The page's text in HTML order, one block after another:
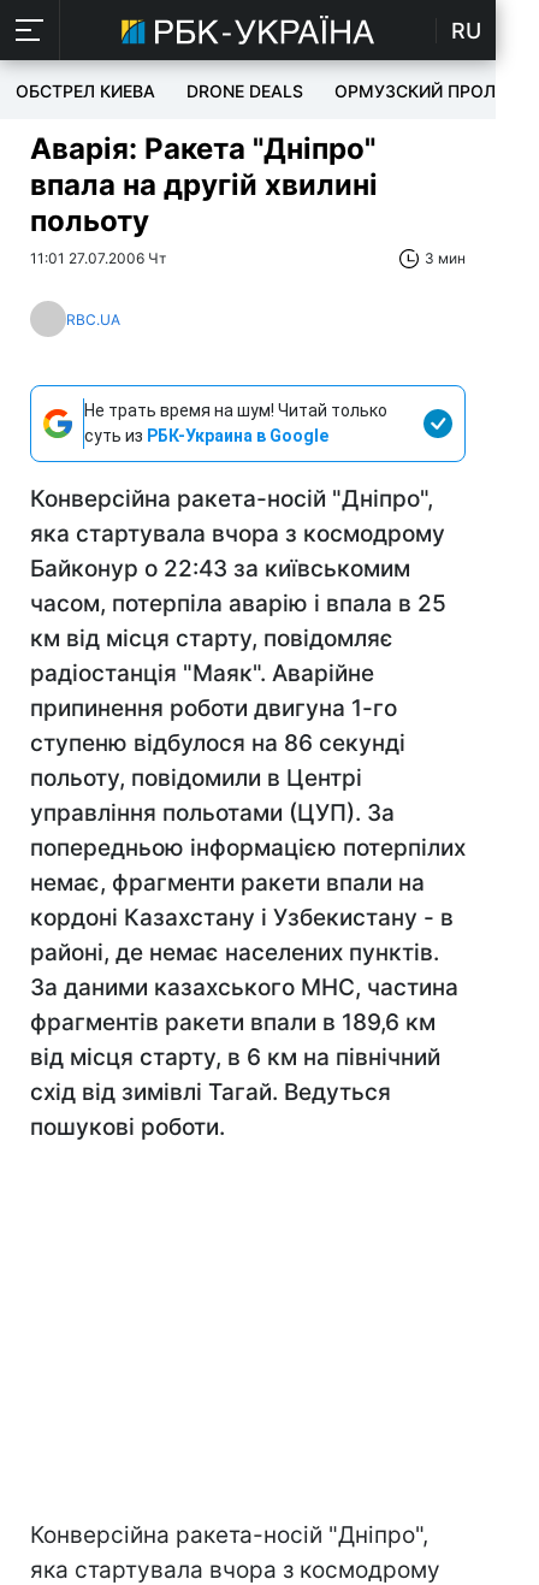
RU
ОБСТРЕЛ КИЕВА DRONE DEALS ОРМУЗСКИЙ ПРОЛИВ
Аварія: Ракета "Дніпро"
впала на другій хвилині
польоту
11:01 27.07.2006 Чт 3 мин
RBC.UA
Не трать время на шум! Читай только
суть из РБК-Украина в Google
Конверсійна ракета-носій "Дніпро",
яка стартувала вчора з космодрому
Байконур о 22:43 за київськомим
часом, потерпіла аварію і впала в 25
км від місця старту, повідомляє
радіостанція "Маяк". Аварійне
припинення роботи двигуна 1-го
ступеню відбулося на 86 секунді
польоту, повідомили в Центрі
управління польотами (ЦУП). За
попередньою інформацією потерпілих
немає, фрагменти ракети впали на
кордоні Казахстану і Узбекистану - в
районі, де немає населених пунктів.
За даними казахського МНС, частина
фрагментів ракети впали в 189,6 км
від місця старту, в 6 км на північний
схід від зимівлі Тагай. Ведуться
пошукові роботи.
Конверсійна ракета-носій "Дніпро",
яка стартувала вчора з космодрому